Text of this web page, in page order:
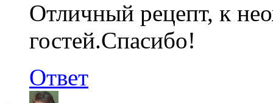
Отличный рецепт, к
гостей.Спасибо!
Ответ